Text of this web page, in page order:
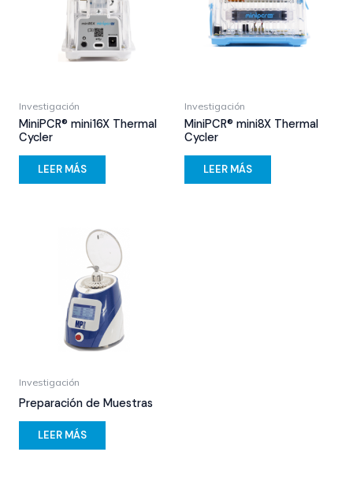
Investigación
MiniPCR® mini16X Thermal
Cycler
LEER MÁS
Investigación
MiniPCR® mini8X Thermal
Cycler
LEER MÁS
Investigación
Preparación de Muestras
LEER MÁS